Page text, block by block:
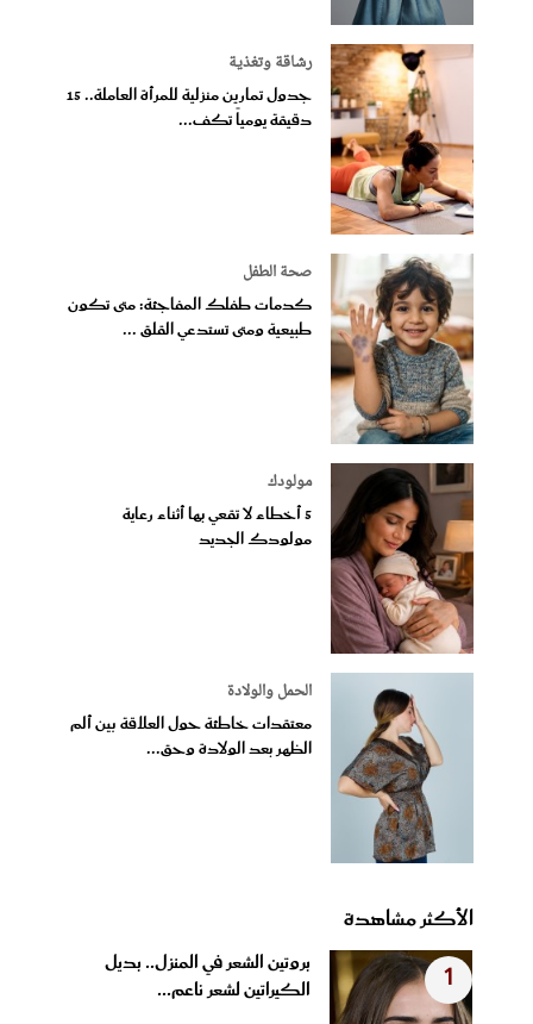
رشاقة وتغذية
جدول تمارين منزلية للمرأة العاملة.. 15
دقيقة يومياً تكف...
صحة الطفل
كدمات طفلك المفاجئة: متى تكون
طبيعية ومتى تستدعي القلق ...
مولودك
5 أخطاء لا تقعي بها أثناء رعاية
مولودك الجديد
الحمل والولادة
معتقدات خاطئة حول العلاقة بين ألم
الظهر بعد الولادة وحق...
الأكثر مشاهدة
1
بروتين الشعر في المنزل.. بديل
الكيراتين لشعر ناعم...